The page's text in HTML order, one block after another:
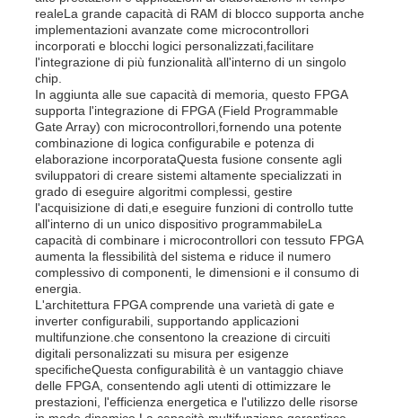
Casa
Prodotti
Video
realeLa grande capacità di RAM di blocco supporta anche
implementazioni avanzate come microcontrollori
incorporati e blocchi logici personalizzati,facilitare
l'integrazione di più funzionalità all'interno di un singolo
chip.
In aggiunta alle sue capacità di memoria, questo FPGA
supporta l'integrazione di FPGA (Field Programmable
Gate Array) con microcontrollori,fornendo una potente
combinazione di logica configurabile e potenza di
elaborazione incorporataQuesta fusione consente agli
sviluppatori di creare sistemi altamente specializzati in
grado di eseguire algoritmi complessi, gestire
l'acquisizione di dati,e eseguire funzioni di controllo tutte
all'interno di un unico dispositivo programmabileLa
capacità di combinare i microcontrollori con tessuto FPGA
aumenta la flessibilità del sistema e riduce il numero
complessivo di componenti, le dimensioni e il consumo di
energia.
L'architettura FPGA comprende una varietà di gate e
inverter configurabili, supportando applicazioni
multifunzione.che consentono la creazione di circuiti
digitali personalizzati su misura per esigenze
specificheQuesta configurabilità è un vantaggio chiave
delle FPGA, consentendo agli utenti di ottimizzare le
prestazioni, l'efficienza energetica e l'utilizzo delle risorse